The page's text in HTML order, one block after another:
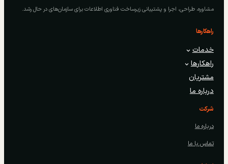
مشاوره، طراحی، اجرا و پشتیبانی زیرساخت فناوری اطلاعات برای سازمان‌های در حال رشد.
راهکارها
خدمات
راهکارها
مشتریان
درباره ما
شرکت
درباره ما
تماس با ما